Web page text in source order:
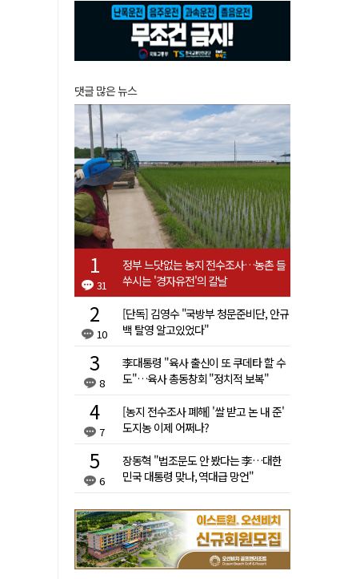
댓글 많은 뉴스
31
정부 느닷없는 농지 전수조사…농촌 들
쑤시는 '경자유전'의 칼날
10
[단독] 김영수 "국방부 청문준비단, 안규
백 탈영 알고있었다"
8
李대통령 "육사 출신이 또 쿠데타 할 수
도"…육사 총동창회 "정치적 보복"
7
[농지 전수조사 폐해] '쌀 받고 논 내 준'
도지농 이제 어쩌나?
6
장동혁 "법조문도 안 봤다는 李…대한
민국 대통령 맞나, 역대급 망언"